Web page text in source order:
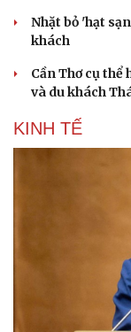
Nhặt bỏ 'hạt
khách
Cần Thơ cụ thể
và du khách
KINH TẾ